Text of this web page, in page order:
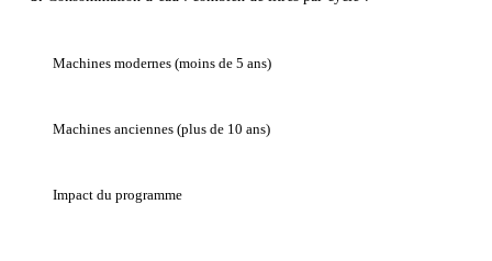
Machines modernes (moins de 5 ans)
Machines anciennes (plus de 10 ans)
Impact du programme